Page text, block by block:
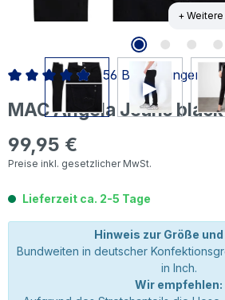
+
MAC Angela Jeans
Regulärer Preis:
99,95 €
Preise inkl. gesetzlicher MwSt.
Durchschnittliche Bewertung von 4.94
56 Bewertungen
Lieferzeit ca. 2-5 Tage
Hinweis zur Größe und
Bundweiten in deutscher
in Inch.
Wir empfehlen: